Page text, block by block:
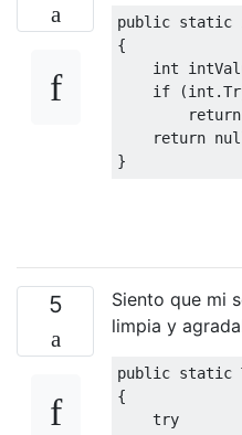
public static
{
int
if
(int .
return
return
}
5
Siento que mi
limpia y
public static
{
try